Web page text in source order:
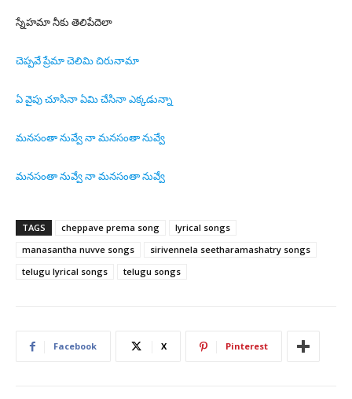
స్నేహమా నీకు తెలిపేదెలా
చెప్పవే ప్రేమా చెలిమి చిరునామా
ఏ వైపు చూసినా ఏమి చేసినా ఎక్కడున్నా
మనసంతా నువ్వే నా మనసంతా నువ్వే
మనసంతా నువ్వే నా మనసంతా నువ్వే
TAGS cheppave prema song
lyrical songs
manasantha nuvve songs
sirivennela seetharamashatry songs
telugu lyrical songs
telugu songs
Facebook X Pinterest